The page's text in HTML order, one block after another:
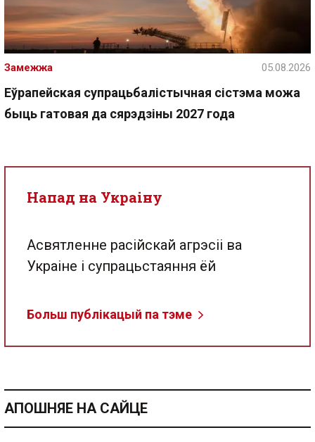
Еўрапейская супрацьбалістычная сістэма можа
быць гатовая да сярэдзіны 2027 года
Замежжа 05.08.2026
Напад на Украіну
Асвятленне расійскай агрэсіі ва
Украіне і супрацьстаяння ёй
Больш публікацый па тэме
АПОШНЯЕ НА САЙЦЕ